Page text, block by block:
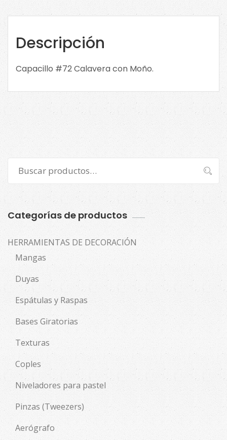
Descripción
Capacillo #72 Calavera con Moño.
por:
Buscar
Categorías de productos
HERRAMIENTAS DE DECORACIÓN
Mangas
Duyas
Espátulas y Raspas
Bases Giratorias
Texturas
Coples
Niveladores para pastel
Pinzas (Tweezers)
Aerógrafo